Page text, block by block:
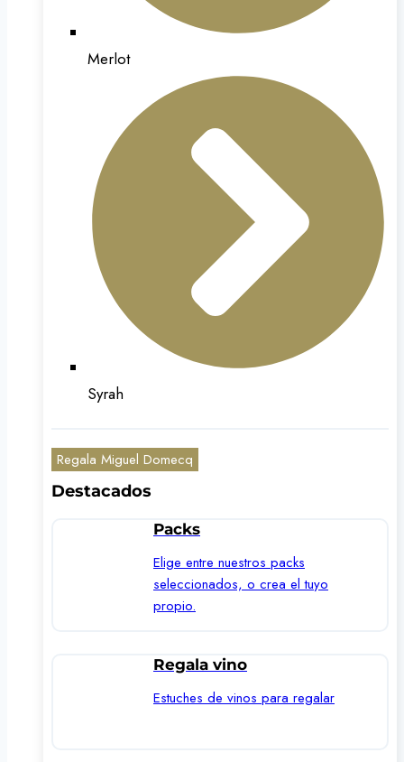
Merlot
Syrah
Regala Miguel Domecq
Destacados
Packs
Elige entre nuestros packs
seleccionados, o crea el tuyo
propio.
Regala vino
Estuches de vinos para regalar